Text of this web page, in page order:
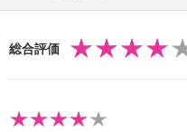
肌を保湿します。
一層こだわったのは、狙
できる、バームならでは
さらに、ノバラ油とグレ
んのりと漂い、気分もリ
総合評価